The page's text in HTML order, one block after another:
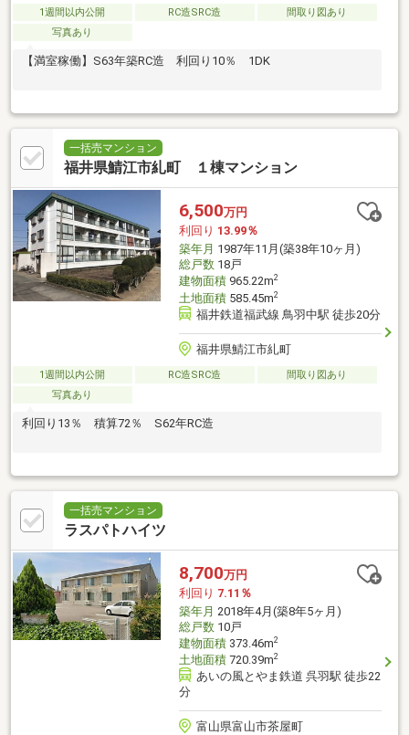
1週間以内公開 RC造SRC造
間取り図あり
写真あり
【満室稼働】S63年築RC造 利回り10％ 1DK
一括売マンション
福井県鯖江市糺町 １棟マンション
6,500万円
利回り 13.99％
築年月 1987年11月(築38年10ヶ月)
総戸数18戸
建物面積965.22m2
土地面積585.45m2
福井鉄道福武線 鳥羽中駅 徒歩20分
福井県鯖江市糺町
1週間以内公開 RC造SRC造
間取り図あり
写真あり
利回り13％ 積算72％ S62年RC造
一括売マンション
ラスパトハイツ
8,700万円
利回り 7.11％
築年月 2018年4月(築8年5ヶ月)
総戸数10戸
建物面積373.46m2
土地面積720.39m2
あいの風とやま鉄道 呉羽駅 徒歩22
分
富山県富山市茶屋町